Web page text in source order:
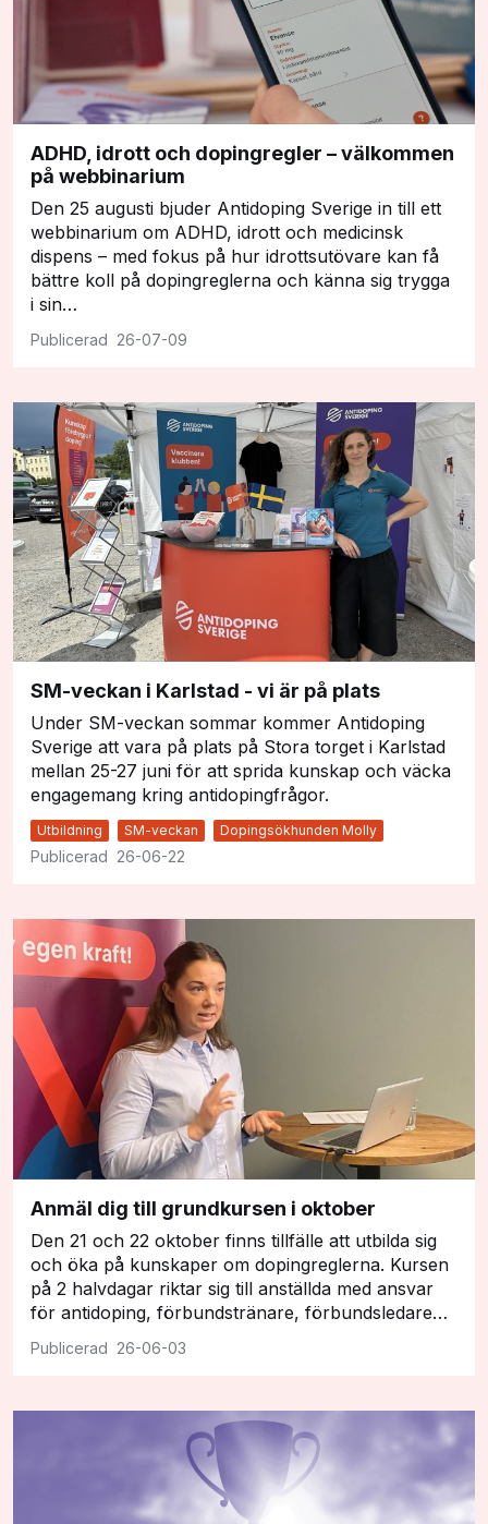
ADHD, idrott och dopingregler – välkommen
på webbinarium
26-07-09
Den 25 augusti bjuder Antidoping Sverige in till ett
webbinarium om ADHD, idrott och medicinsk
dispens – med fokus på hur idrottsutövare kan få
bättre koll på dopingreglerna och känna sig trygga
i sin…
SM-veckan i Karlstad - vi är på plats
26-06-22
Under SM-veckan sommar kommer Antidoping
Sverige att vara på plats på Stora torget i Karlstad
mellan 25-27 juni för att sprida kunskap och väcka
engagemang kring antidopingfrågor.
Utbildning SM-veckan Dopingsökhunden Molly
Anmäl dig till grundkursen i oktober
26-06-03
Den 21 och 22 oktober finns tillfälle att utbilda sig
och öka på kunskaper om dopingreglerna. Kursen
på 2 halvdagar riktar sig till anställda med ansvar
för antidoping, förbundstränare, förbundsledare…